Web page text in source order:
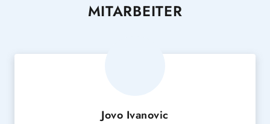
MITARBEITER
Jovo Ivanovic